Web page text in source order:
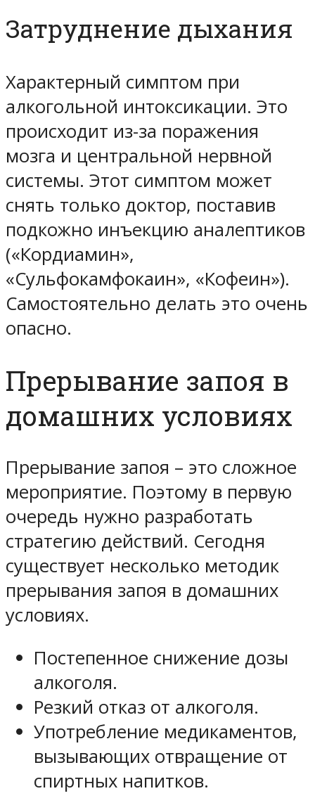
Затруднение дыхания
Характерный симптом при
алкогольной интоксикации. Это
происходит из-за поражения
мозга и центральной нервной
системы. Этот симптом может
снять только доктор, поставив
подкожно инъекцию аналептиков
(«Кордиамин»,
«Сульфокамфокаин», «Кофеин»).
Самостоятельно делать это очень
опасно.
Прерывание запоя в
домашних условиях
Прерывание запоя – это сложное
мероприятие. Поэтому в первую
очередь нужно разработать
стратегию действий. Сегодня
существует несколько методик
прерывания запоя в домашних
условиях.
Постепенное снижение дозы
алкоголя.
Резкий отказ от алкоголя.
Употребление медикаментов,
вызывающих отвращение от
спиртных напитков.